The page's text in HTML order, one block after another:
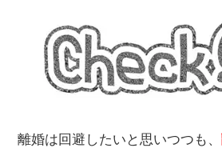
離婚は回避したいと思いつつも、